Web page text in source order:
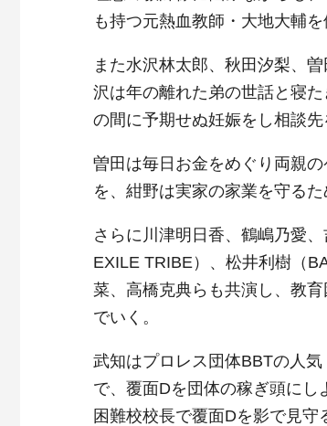
も持つ元熱血教師・大地大輔を
また水沢林太郎、秋田汐梨、
沢は年の離れた弟の世話と寝
の間に予期せぬ妊娠をし相談
曽田は毎日お金をめぐり両親
を、紺野は実家の家業を守る
さらに川津明日香、鶴嶋乃愛
EXILE TRIBE）、松井利樹（
菜、高橋克典らも共演し、教
でいく。
武知はプロレス団体BBTの人
で、覆面Dを団体の稼ぎ頭に
困難校校長で覆面Dを影で見守